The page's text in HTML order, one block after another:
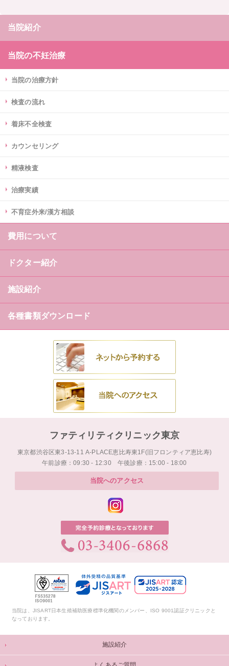
当院紹介
当院の不妊治療
当院の治療方針
検査の流れ
着床不全検査
カウンセリング
精液検査
治療実績
不育症外来/漢方相談
費用について
ドクター紹介
施設紹介
各種書類ダウンロード
ファティリティクリニック東京
東京都渋谷区東3-13-11 A-PLACE恵比寿東1F(旧フロンティア恵比寿)
午前診療：09:30 - 12:30 午後診療：15:00 - 18:00
当院へのアクセス
当院は、JISART日本生殖補助医療標準化機関のメンバー、ISO 9001認証クリニックと
なっております。
施設紹介